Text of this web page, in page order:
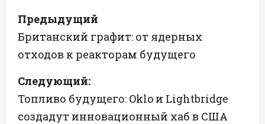
Н
а
в
и
г
Предыдущий
Британский графит: от ядерных
отходов к реакторам будущего
Следующий:
Топливо будущего: Oklo и Lightbridge
создадут инновационный хаб в США